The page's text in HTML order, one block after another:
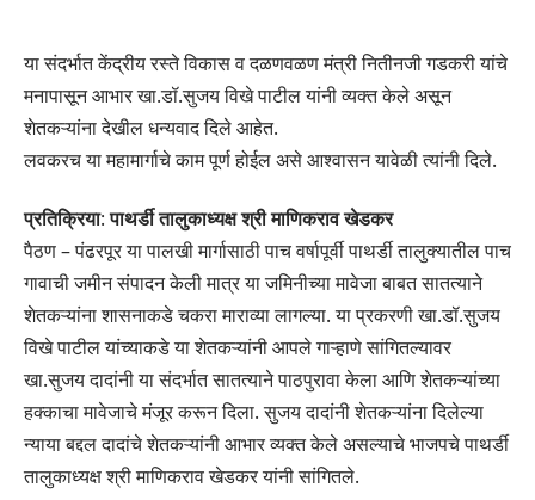
या संदर्भात केंद्रीय रस्ते विकास व दळणवळण मंत्री नितीनजी गडकरी यांचे
मनापासून आभार खा.डॉ.सुजय विखे पाटील यांनी व्यक्त केले असून
शेतकऱ्यांना देखील धन्यवाद दिले आहेत.
लवकरच या महामार्गाचे काम पूर्ण होईल असे आश्वासन यावेळी त्यांनी दिले.
प्रतिक्रिया:पाथर्डी तालुकाध्यक्ष श्री माणिकराव खेडकर
पैठण – पंढरपूर या पालखी मार्गासाठी पाच वर्षापूर्वी पाथर्डी तालुक्यातील पाच
गावाची जमीन संपादन केली मात्र या जमिनीच्या मावेजा बाबत सातत्याने
शेतकऱ्यांना शासनाकडे चकरा माराव्या लागल्या. या प्रकरणी खा.डॉ.सुजय
विखे पाटील यांच्याकडे या शेतकऱ्यांनी आपले गाऱ्हाणे सांगितल्यावर
खा.सुजय दादांनी या संदर्भात सातत्याने पाठपुरावा केला आणि शेतकऱ्यांच्या
हक्काचा मावेजाचे मंजूर करून दिला. सुजय दादांनी शेतकऱ्यांना दिलेल्या
न्याया बद्दल दादांचे शेतकऱ्यांनी आभार व्यक्त केले असल्याचे भाजपचे पाथर्डी
तालुकाध्यक्ष श्री माणिकराव खेडकर यांनी सांगितले.